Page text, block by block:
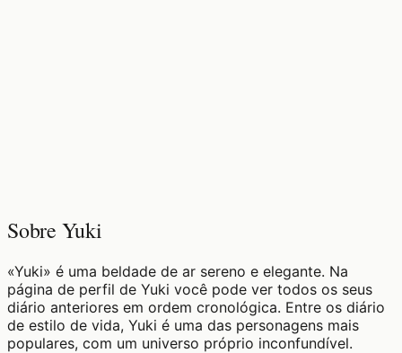
Sobre Yuki
«Yuki» é uma beldade de ar sereno e elegante. Na
página de perfil de Yuki você pode ver todos os seus
diário anteriores em ordem cronológica. Entre os diário
de estilo de vida, Yuki é uma das personagens mais
populares, com um universo próprio inconfundível.